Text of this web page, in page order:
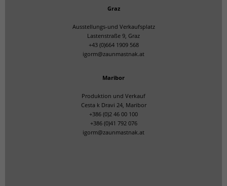
Graz
Ausstellungs-und Verkaufsplatz
Lastenstraße 9, Graz
+43 (0)664 1909 568
igorm@zaunmastnak.at
Maribor
Produktion und Verkauf
Cesta k Dravi 24, Maribor
+386 (0)2 46 00 100
+386 (0)41 792 076
igorm@zaunmastnak.at